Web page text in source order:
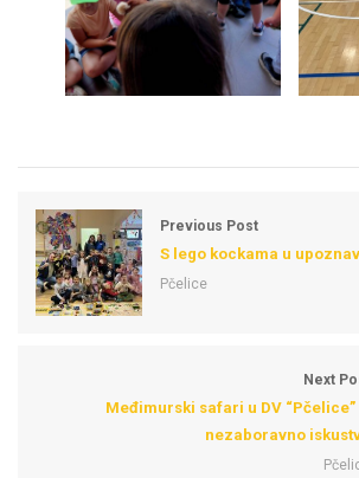
Previous Post
S lego kockama u
Pčelice
Next
Međimurski safari u DV “Pčelice”
nezaboravno